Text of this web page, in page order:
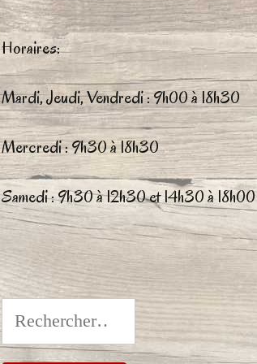
Les
options
peuvent
être
choisies
sur
la
page
du
produit
Horaires:
Mardi, Jeudi, Vendredi : 9h00 à 18h30
Mercredi : 9h30 à 18h30
Samedi : 9h30 à 12h30 et 14h30 à 18h00
Rechercher :